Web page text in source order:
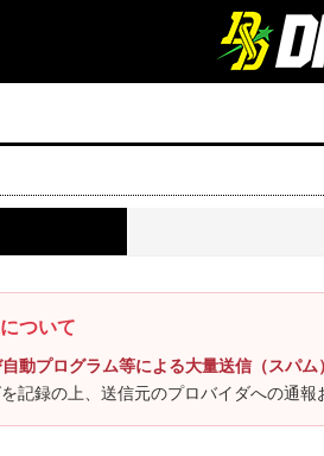
ついて
動プログラム等による大量送信（スパム
記録の上、送信元のプロバイダへの通報